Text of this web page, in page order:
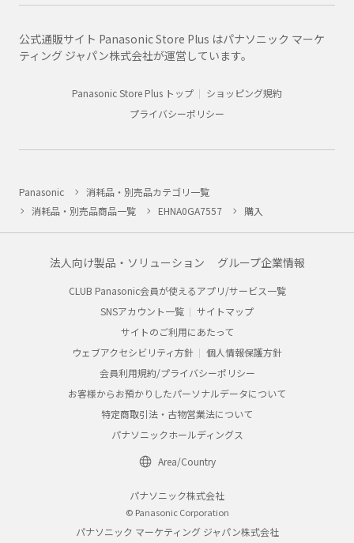
公式通販サイト Panasonic Store Plus はパナソニック マーケ
ティング ジャパン株式会社が運営しています。
Panasonic Store Plus トップ
ショッピング規約
プライバシーポリシー
Panasonic
消耗品・別売品カテゴリ一覧
消耗品・別売品商品一覧
EHNA0GA7557 購入
法人向け製品・ソリューション グループ企業情報
CLUB Panasonic会員が使えるアプリ/サービス一覧
SNSアカウント一覧
サイトマップ
サイトのご利用にあたって
ウェブアクセシビリティ方針
個人情報保護方針
会員利用規約/プライバシーポリシー
お客様からお預かりしたパーソナルデータについて
特定商取引法・古物営業法について
パナソニックホールディングス
Area/Country
パナソニック株式会社
© Panasonic Corporation
パナソニック マーケティング ジャパン株式会社